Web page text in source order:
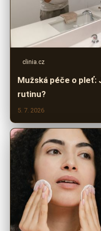
clinia.cz
Mužská péče o pleť:
rutinu?
5. 7. 2026